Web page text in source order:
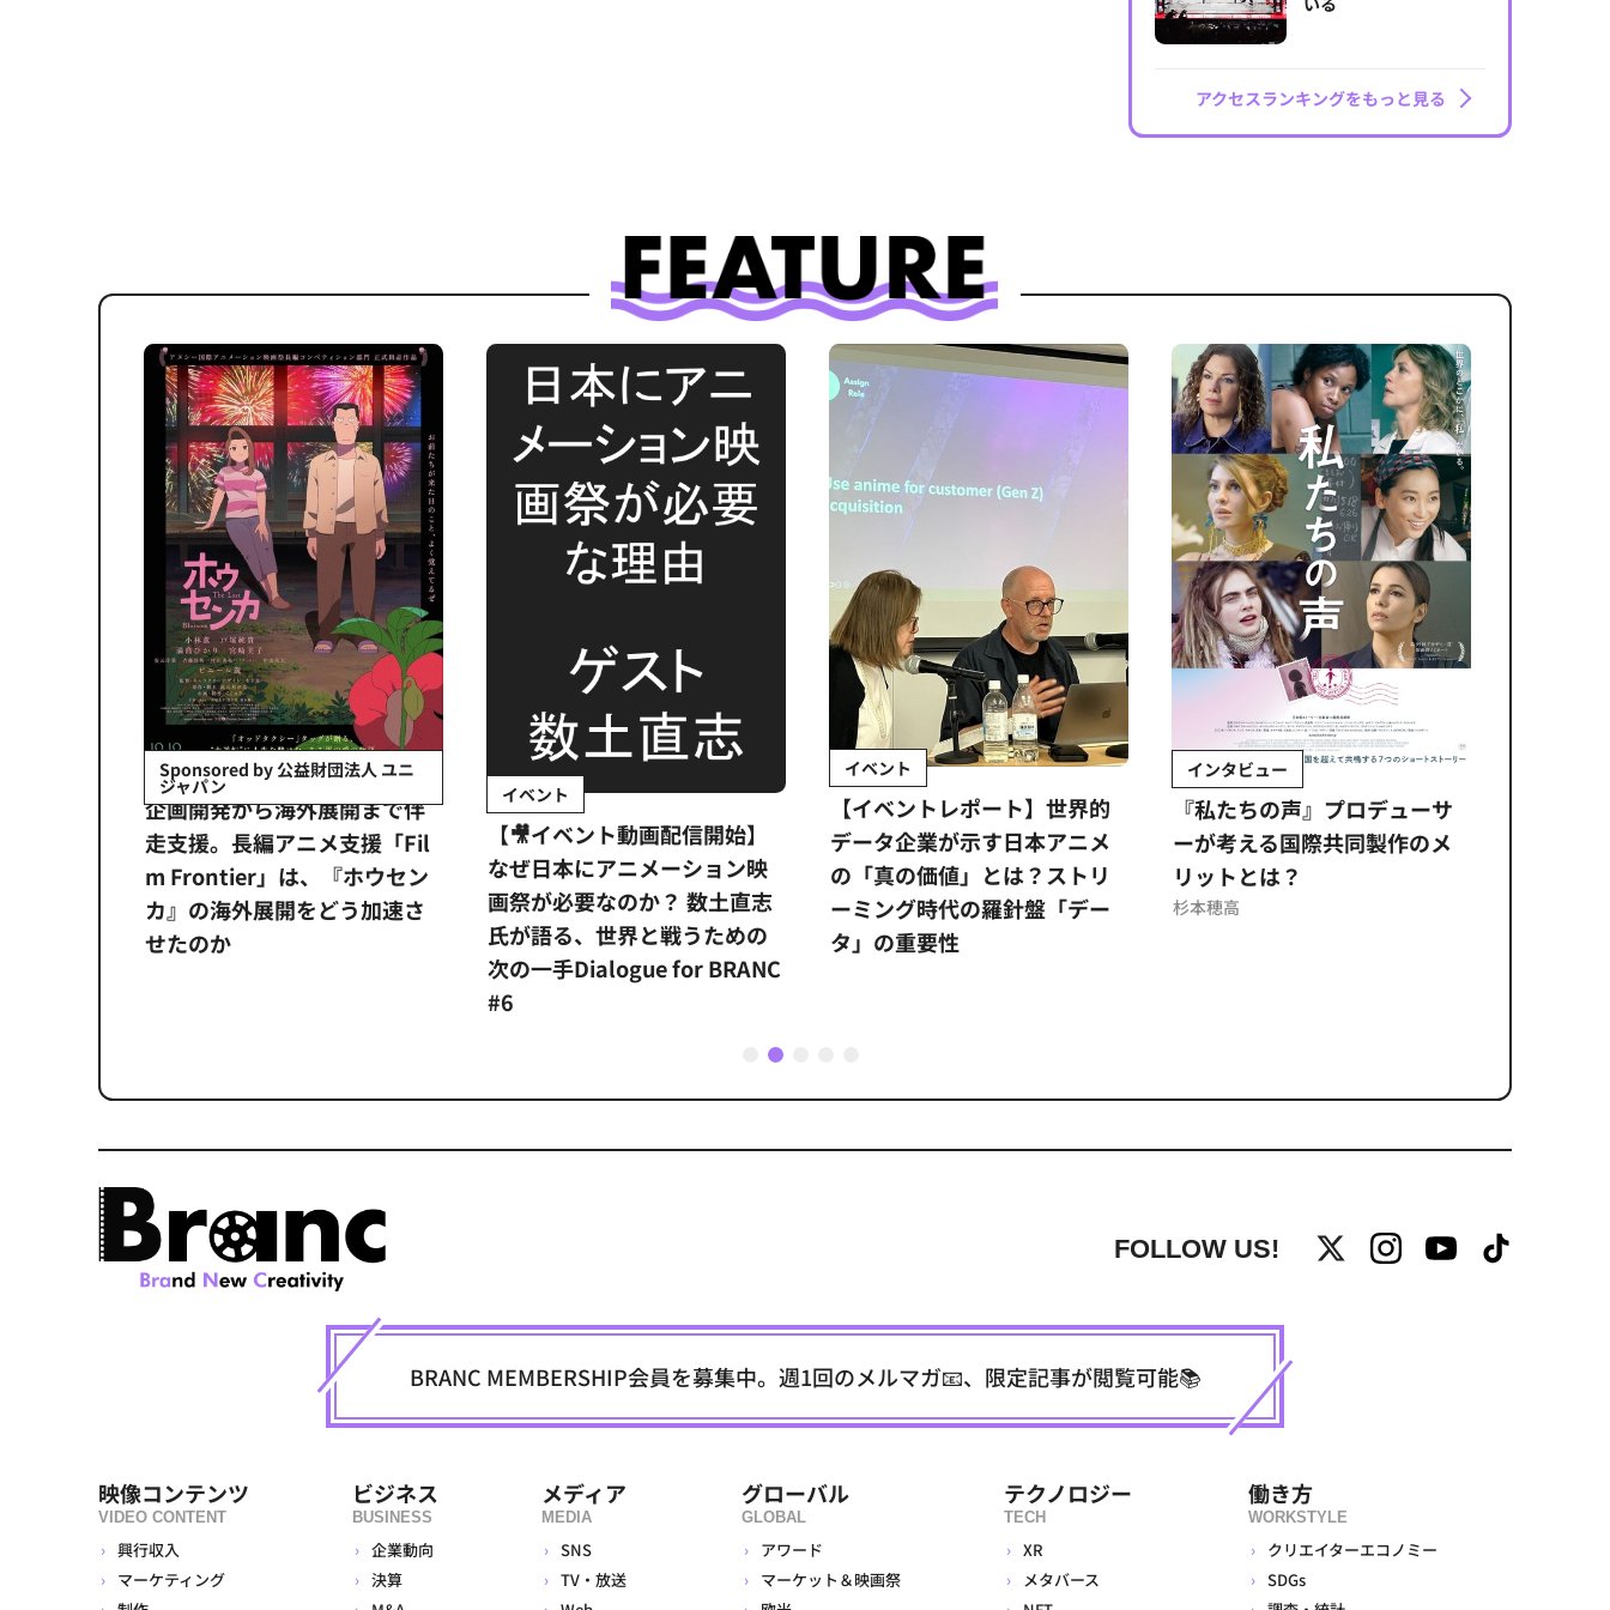
アクセスランキングをもっと見る
Sponsored by 公益財団法人 ユニ
ジャパン
企画開発から海外展開まで伴
走支援。長編アニメ支援「Fil
m Frontier」は、『ホウセン
カ』の海外展開をどう加速さ
せたのか
イベント
【🎥イベント動画配信開始】
なぜ日本にアニメーション映
画祭が必要なのか？ 数土直志
氏が語る、世界と戦うための
次の一手Dialogue for BRANC
#6
イベント
【イベントレポート】世界的
データ企業が示す日本アニメ
の「真の価値」とは？ストリ
ーミング時代の羅針盤「デー
タ」の重要性
インタビュー
『私たちの声』プロデューサ
ーが考える国際共同製作のメ
リットとは？
杉本穂高
1 2
FOLLOW US!
BRANC MEMBERSHIP会員を募集中。週1回のメルマガ📧、限定記事が閲覧可能📚
映像コンテンツ
VIDEO CONTENT
興行収入
マーケティング
ビジネス
BUSINESS
企業動向
決算
メディア
MEDIA
SNS
TV・放送
グローバル
GLOBAL
アワード
マーケット＆映画祭
テクノロジー
TECH
XR
メタバース
働き方
WORKSTYLE
クリエイターエコノミー
SDGs